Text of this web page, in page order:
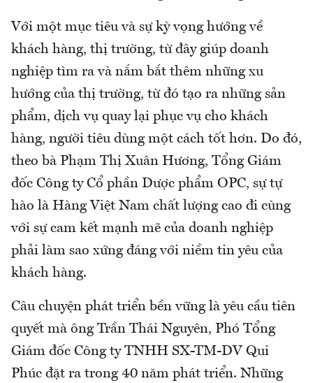
Với một mục tiêu và sự kỳ vọng hướng về
khách hàng, thị trường, từ đây giúp doanh
nghiệp tìm ra và nắm bắt thêm những xu
hướng của thị trường, từ đó tạo ra những sản
phẩm, dịch vụ quay lại phục vụ cho khách
hàng, người tiêu dùng một cách tốt hơn. Do đó,
theo bà Phạm Thị Xuân Hương, Tổng Giám
đốc Công ty Cổ phần Dược phẩm OPC, sự tự
hào là Hàng Việt Nam chất lượng cao đi cùng
với sự cam kết mạnh mẽ của doanh nghiệp
phải làm sao xứng đáng với niềm tin yêu của
khách hàng.
Câu chuyện phát triển bền vững là yêu cầu tiên
quyết mà ông Trần Thái Nguyên, Phó Tổng
Giám đốc Công ty TNHH SX-TM-DV Qui
Phúc đặt ra trong 40 năm phát triển. Những